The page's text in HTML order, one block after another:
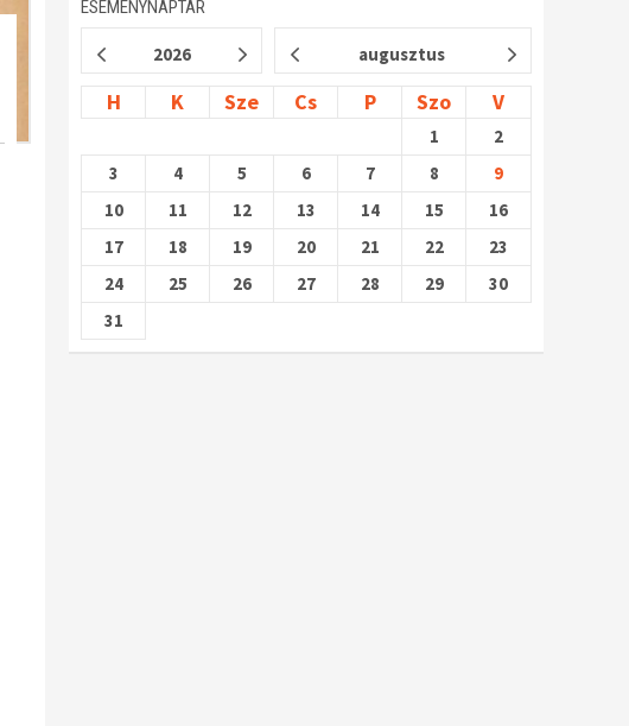
ESEMÉNYNAPTÁR
2026 augusztus
H K Sze Cs P Szo V
1
2
3
4 5 6 7 8
9
10
11 12 13 14 15
16
17
18 19 20 21 22
23
24
25 26 27 28 29
30
31